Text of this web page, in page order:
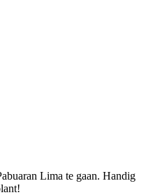
Lima te gaan. Handig